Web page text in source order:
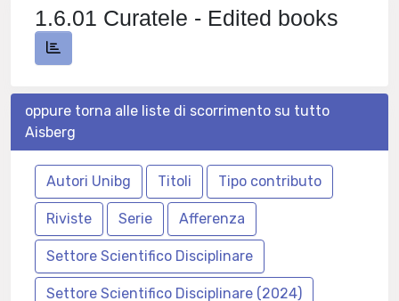
1.6.01 Curatele - Edited books
oppure torna alle liste di scorrimento su tutto
Aisberg